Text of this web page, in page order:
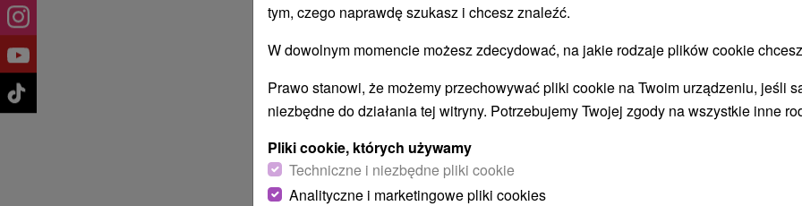
Romantyczny pobyt w Domašu:
miłość, relaks i dobre
samopoczucie w jednym
niezapomnianym przeżyciu
Hotel Zelená Lagúna ★★★★Domaša
Ciesz się stylowym zakwaterowaniem,
wyśmienitym wyżywieniem HB, nielimitowanym
tym, czego naprawdę szukasz i chcesz znaleźć.
W dowolnym momencie możesz zdecydować, na jakie rodzaje plików cookie
Prawo stanowi, że możemy przechowywać pliki cookie na Twoim urządzeniu, jeśli
niezbędne do działania tej witryny. Potrzebujemy Twojej zgody na wszystkie inne
Pliki cookie, których używamy
Techniczne i niezbędne pliki cookie
Analityczne i marketingowe pliki cookies